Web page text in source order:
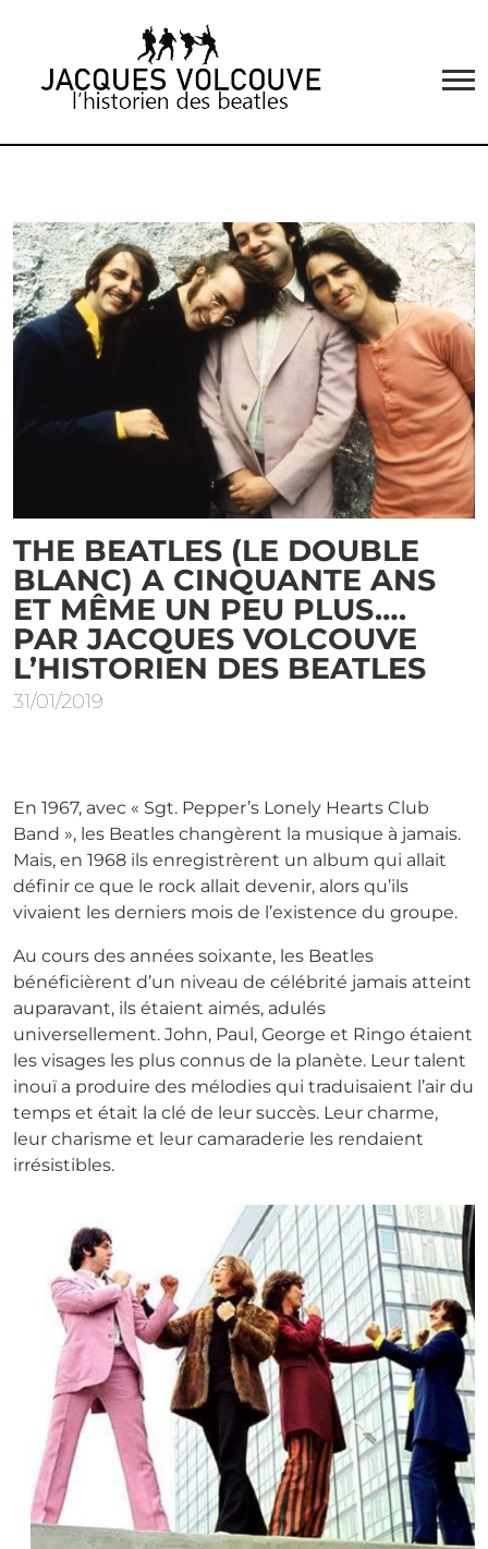
THE BEATLES (LE DOUBLE
BLANC) A CINQUANTE ANS
ET MÊME UN PEU PLUS….
PAR JACQUES VOLCOUVE
L’HISTORIEN DES BEATLES
31/01/2019
En 1967, avec « Sgt. Pepper’s Lonely Hearts Club
Band », les Beatles changèrent la musique à jamais.
Mais, en 1968 ils enregistrèrent un album qui allait
définir ce que le rock allait devenir, alors qu’ils
vivaient les derniers mois de l’existence du groupe.
Au cours des années soixante, les Beatles
bénéficièrent d’un niveau de célébrité jamais atteint
auparavant, ils étaient aimés, adulés
universellement. John, Paul, George et Ringo étaient
les visages les plus connus de la planète. Leur talent
inouï a produire des mélodies qui traduisaient l’air du
temps et était la clé de leur succès. Leur charme,
leur charisme et leur camaraderie les rendaient
irrésistibles.